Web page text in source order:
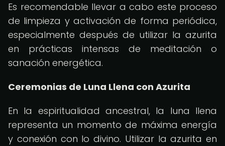
Es recomendable llevar a cabo este proceso
de limpieza y activación de forma periódica,
especialmente después de utilizar la azurita
en prácticas intensas de meditación o
sanación energética.
Ceremonias de Luna Llena con Azurita
En la espiritualidad ancestral, la luna llena
representa un momento de máxima energía
y conexión con lo divino. Utilizar la azurita en